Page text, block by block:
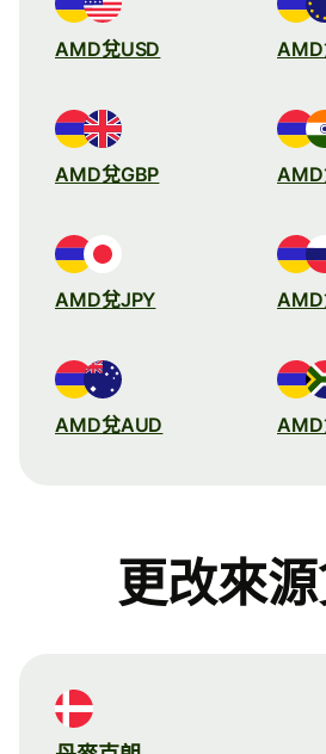
AMD兌USD AMD
AMD兌GBP AMD
AMD兌JPY AMD
AMD兌AUD
更改來